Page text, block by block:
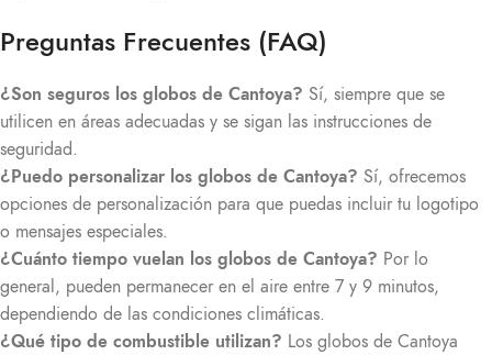
Preguntas Frecuentes (FAQ)
¿Son seguros los globos de Cantoya? Sí, siempre que se
utilicen en áreas adecuadas y se sigan las instrucciones de
seguridad.
¿Puedo personalizar los globos de Cantoya? Sí, ofrecemos
opciones de personalización para que puedas incluir tu logotipo
o mensajes especiales.
¿Cuánto tiempo vuelan los globos de Cantoya? Por lo
general, pueden permanecer en el aire entre 7 y 9 minutos,
dependiendo de las condiciones climáticas.
¿Qué tipo de combustible utilizan? Los globos de Cantoya